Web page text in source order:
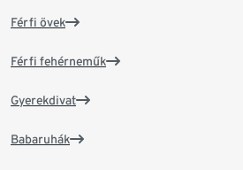
Férfi övek
Férfi fehérneműk
Gyerekdivat
Babaruhák